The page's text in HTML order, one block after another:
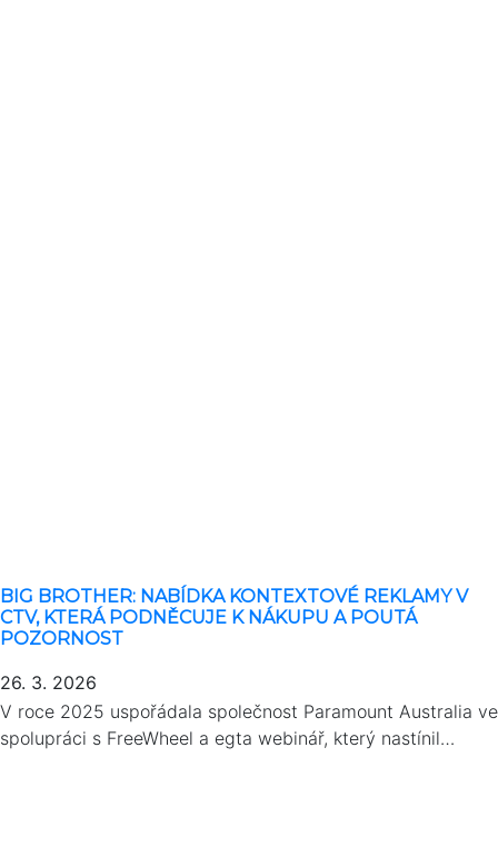
BIG BROTHER: NABÍDKA KONTEXTOVÉ REKLAMY V
CTV, KTERÁ PODNĚCUJE K NÁKUPU A POUTÁ
POZORNOST
26. 3. 2026
V roce 2025 uspořádala společnost Paramount Australia ve
spolupráci s FreeWheel a egta webinář, který nastínil…